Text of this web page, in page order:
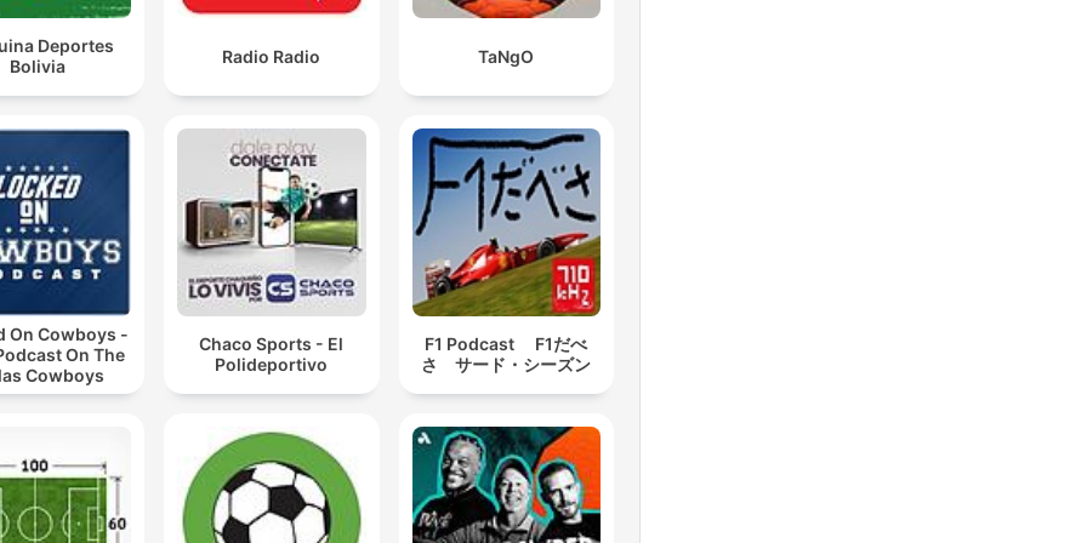
no elenco e o alto número de jogadores lesionados no time.
the European playoffs, come up at a really good time.
They've got their squad together. But for Rangers, and I
also think it applies to Celtic, these games appear to
come out of nowhere for them.
01:23:42 · O interlocutor expressa frustração com a falta de
preparação e integração do elenco do Rangers para
competições importantes.
Deportes
Bolivia
Radio Radio TaNgO
On Cowboys -
On The
Cowboys
Chaco Sports - El
Polideportivo
F1 Podcast F1だべ
さ サード・シーズン